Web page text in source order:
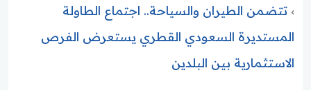
تتضمن الطيران والسياحة.. اجتماع الطاولة
المستديرة السعودي القطري يستعرض الفرص
الاستثمارية بين البلدين